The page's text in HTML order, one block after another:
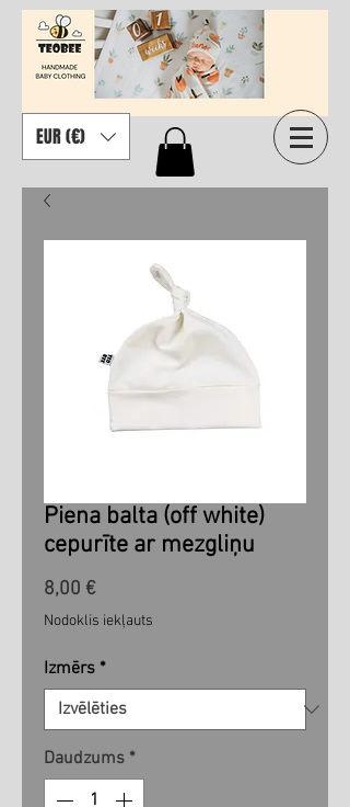
EUR (€)
Piena balta (off white)
cepurīte ar mezgliņu
8,00 €Cena
Nodoklis iekļauts
Izmērs *
Daudzums *